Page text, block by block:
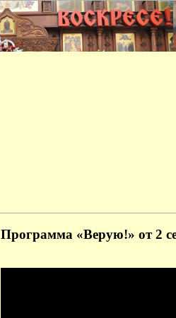
Программа «Верую!» от 2